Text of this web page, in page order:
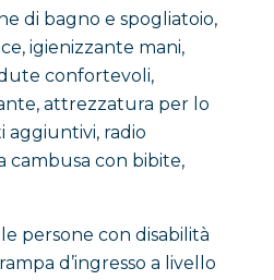
di bagno e spogliatoio,
igienizzante mani,
confortevoli,
attrezzatura per lo
aggiuntivi, radio
cambusa con bibite,
persone con disabilità
d’ingresso a livello